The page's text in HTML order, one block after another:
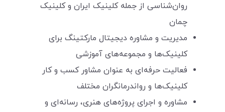
روان‌شناسی از جمله کلینیک ایران و کلینیک
چمان
مدیریت و مشاوره دیجیتال مارکتینگ برای
کلینیک‌ها و مجموعه‌های آموزشی
فعالیت حرفه‌ای به‌ عنوان مشاور کسب و کار
کلینیک‌ها و رواندرمانگران مختلف
مشاوره و اجرای پروژه‌های هنری، رسانه‌ای و